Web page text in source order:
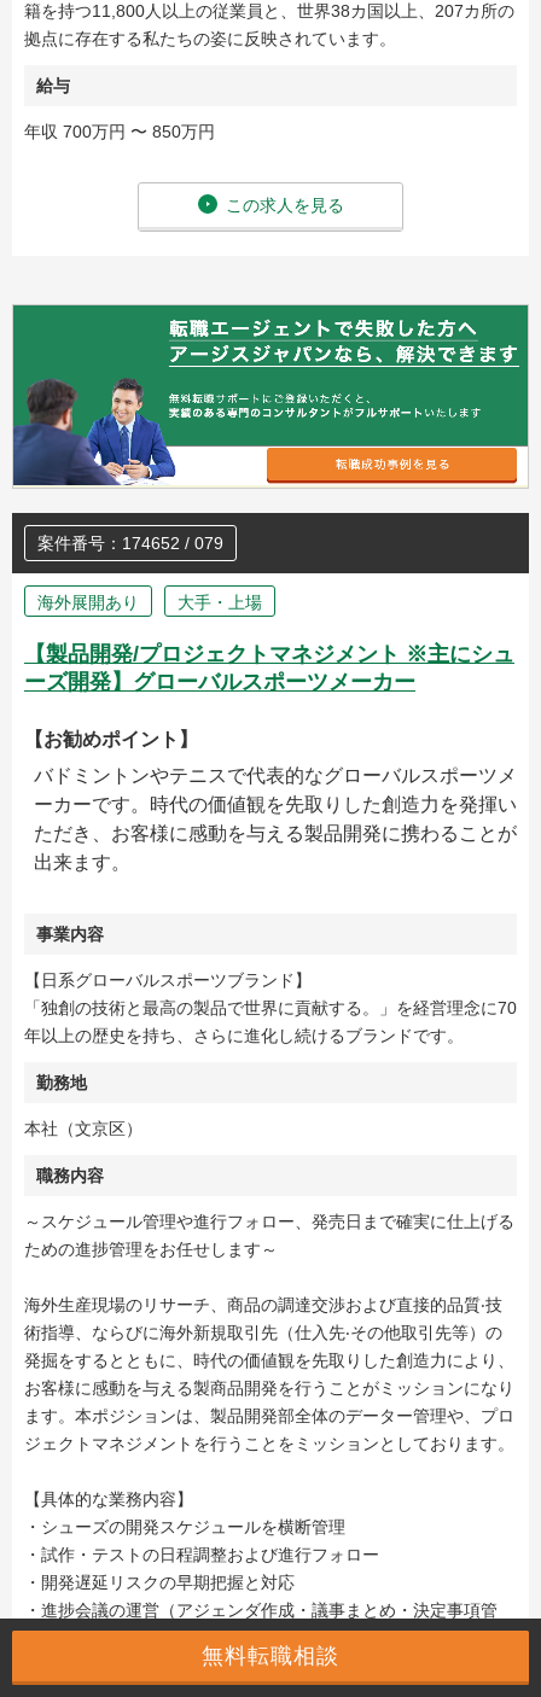
籍を持つ11,800人以上の従業員と、世界38カ国以上、207カ所の
拠点に存在する私たちの姿に反映されています。
給与
年収 700万円 〜 850万円
この求人を見る
案件番号：174652 / 079
海外展開あり 大手・上場
【製品開発/プロジェクトマネジメント ※主にシュ
ーズ開発】グローバルスポーツメーカー
【お勧めポイント】
バドミントンやテニスで代表的なグローバルスポーツメ
ーカーです。時代の価値観を先取りした創造力を発揮い
ただき、お客様に感動を与える製品開発に携わることが
出来ます。
事業内容
【日系グローバルスポーツブランド】
「独創の技術と最高の製品で世界に貢献する。」を経営理念に70
年以上の歴史を持ち、さらに進化し続けるブランドです。
勤務地
本社（文京区）
職務内容
～スケジュール管理や進行フォロー、発売日まで確実に仕上げる
ための進捗管理をお任せします～
海外生産現場のリサーチ、商品の調達交渉および直接的品質‧技
術指導、ならびに海外新規取引先（仕入先‧その他取引先等）の
発掘をするとともに、時代の価値観を先取りした創造力により、
お客様に感動を与える製商品開発を行うことがミッションになり
ます。本ポジションは、製品開発部全体のデーター管理や、プロ
ジェクトマネジメントを行うことをミッションとしております。
【具体的な業務内容】
・シューズの開発スケジュールを横断管理
・試作・テストの日程調整および進行フォロー
・開発遅延リスクの早期把握と対応
・進捗会議の運営（アジェンダ作成・議事まとめ・決定事項管
・製品を発売日までに確実に仕上げるための進捗管理と推進
無料転職相談